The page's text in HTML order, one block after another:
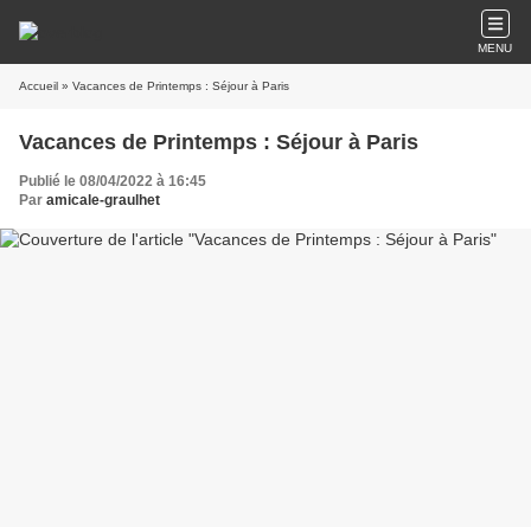
MENU
Accueil » Vacances de Printemps : Séjour à Paris
Vacances de Printemps : Séjour à Paris
Publié le 08/04/2022 à 16:45
Par amicale-graulhet